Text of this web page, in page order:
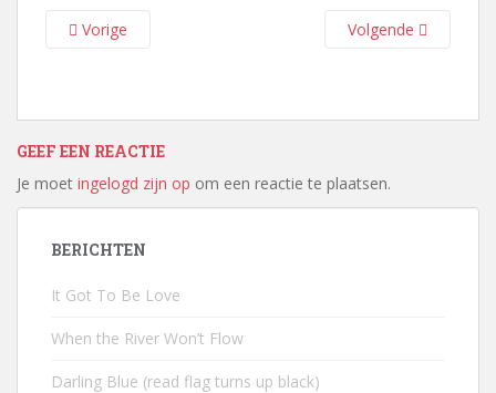
Vorige Volgende
GEEF EEN REACTIE
Je moet ingelogd zijn op om een reactie te plaatsen.
BERICHTEN
It Got To Be Love
When the River Won’t Flow
Darling Blue (read flag turns up black)